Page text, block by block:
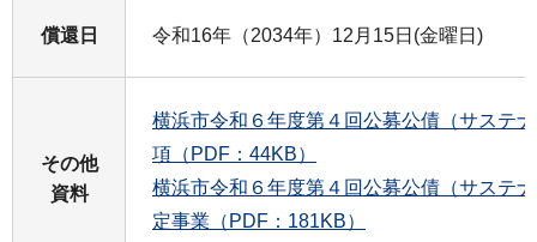
償還日 令和16年（2034年）12月15日(金曜日)
その他
資料
横浜市令和６年度第４回公募公債（サステ
項（PDF：44KB）
横浜市令和６年度第４回公募公債（サステ
定事業（PDF：181KB）